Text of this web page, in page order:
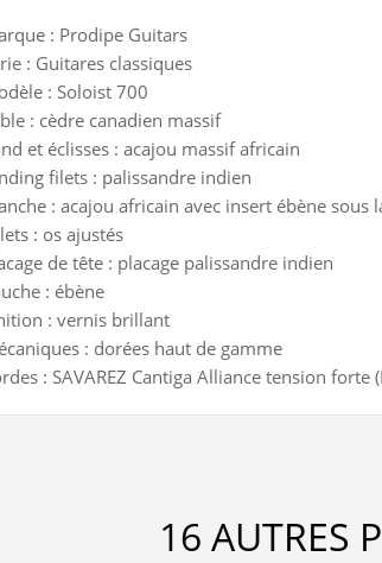
: Prodipe Guitars
: Guitares classiques
: Soloist 700
: cèdre canadien massif
et éclisses : acajou massif africain
filets : palissandre indien
: acajou africain avec insert ébène sous
: os ajustés
de tête : placage palissandre indien
: ébène
: vernis brillant
: dorées haut de gamme
: SAVAREZ Cantiga Alliance tension forte
16 AUTRES